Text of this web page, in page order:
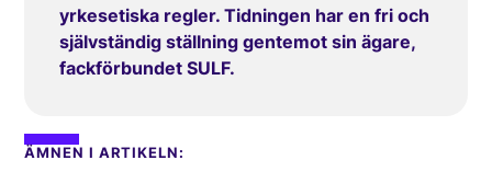
yrkesetiska regler. Tidningen har en fri och
självständig ställning gentemot sin ägare,
fackförbundet SULF.
ÄMNEN I ARTIKELN: